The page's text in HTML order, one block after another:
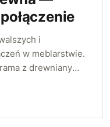
i
w meblarstwie.
z drewnianym